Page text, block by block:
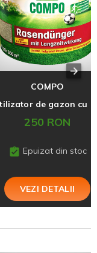
COMPO
250 RON
Epuizat din stoc
VEZI DETALII